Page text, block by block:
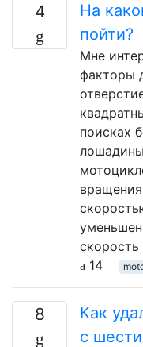
4
На
пойти?
Мне
факторы
поисках
14
8
Как
с